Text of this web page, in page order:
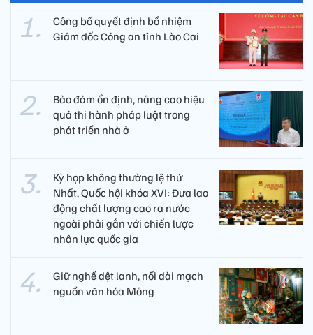
Công bố quyết định bổ nhiệm
Giám đốc Công an tỉnh Lào Cai
Bảo đảm ổn định, nâng cao hiệu
quả thi hành pháp luật trong
phát triển nhà ở
Kỳ họp không thường lệ thứ
Nhất, Quốc hội khóa XVI: Đưa lao
động chất lượng cao ra nước
ngoài phải gắn với chiến lược
nhân lực quốc gia
Giữ nghề dệt lanh, nối dài mạch
nguồn văn hóa Mông